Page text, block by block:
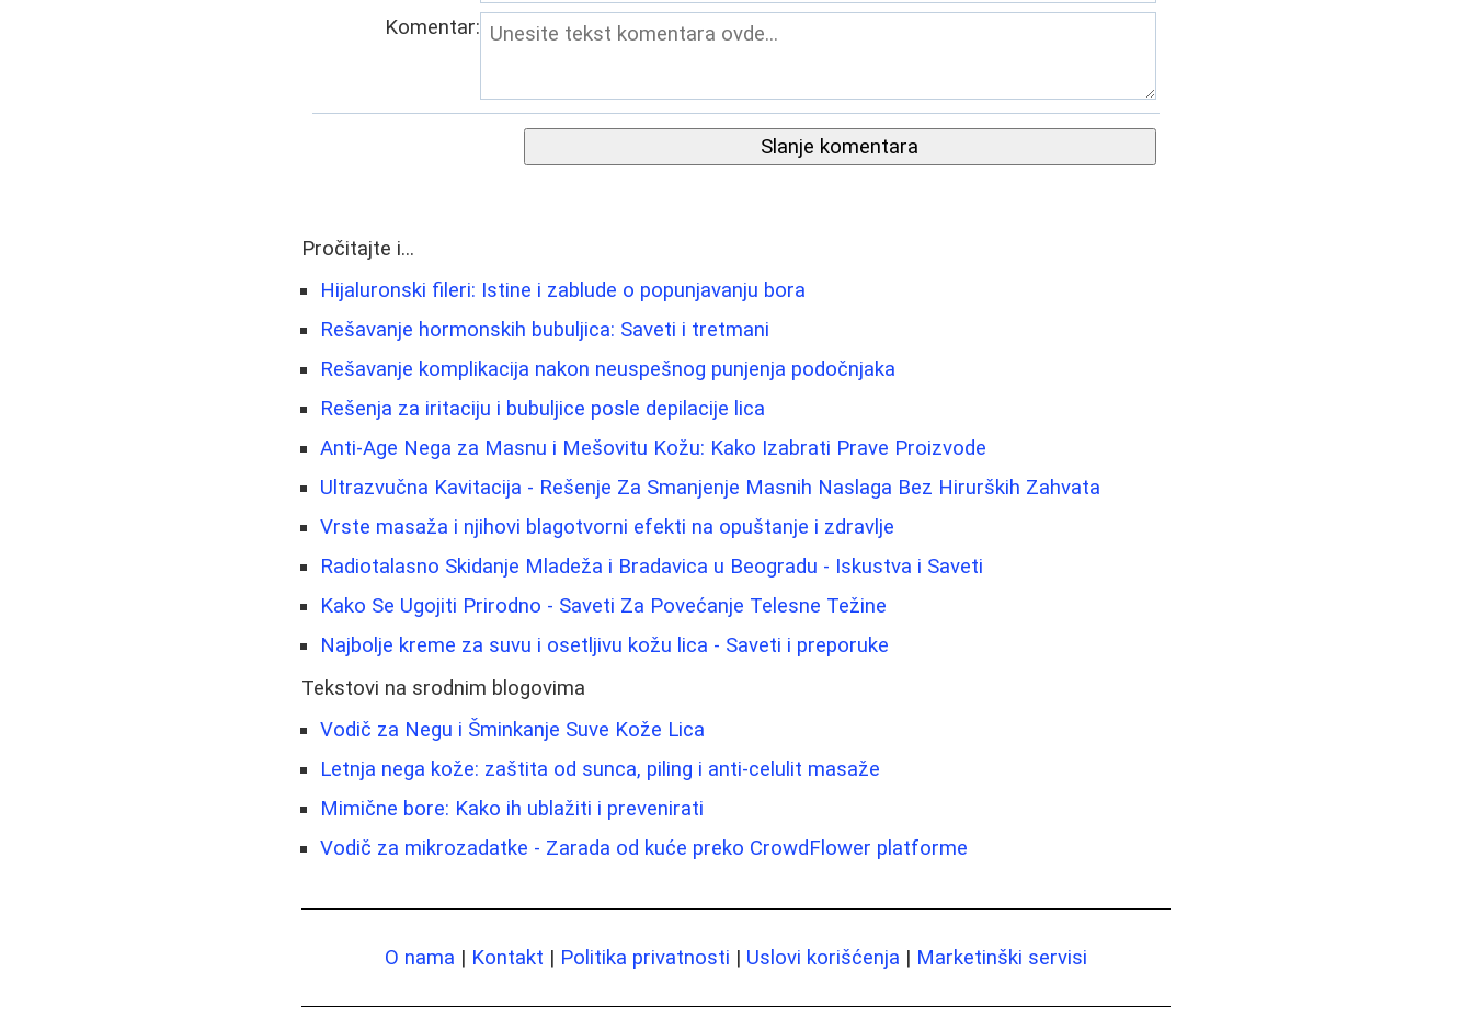
Komentar:
Slanje komentara
Pročitajte i...
Hijaluronski fileri: Istine i zablude o popunjavanju bora
Rešavanje hormonskih bubuljica: Saveti i tretmani
Rešavanje komplikacija nakon neuspešnog punjenja podočnjaka
Rešenja za iritaciju i bubuljice posle depilacije lica
Anti-Age Nega za Masnu i Mešovitu Kožu: Kako Izabrati Prave Proizvode
Ultrazvučna Kavitacija - Rešenje Za Smanjenje Masnih Naslaga Bez Hirurških Zahvata
Vrste masaža i njihovi blagotvorni efekti na opuštanje i zdravlje
Radiotalasno Skidanje Mladeža i Bradavica u Beogradu - Iskustva i Saveti
Kako Se Ugojiti Prirodno - Saveti Za Povećanje Telesne Težine
Najbolje kreme za suvu i osetljivu kožu lica - Saveti i preporuke
Tekstovi na srodnim blogovima
Vodič za Negu i Šminkanje Suve Kože Lica
Letnja nega kože: zaštita od sunca, piling i anti‑celulit masaže
Mimične bore: Kako ih ublažiti i prevenirati
Vodič za mikrozadatke - Zarada od kuće preko CrowdFlower platforme
O nama | Kontakt | Politika privatnosti | Uslovi korišćenja | Marketinški servisi